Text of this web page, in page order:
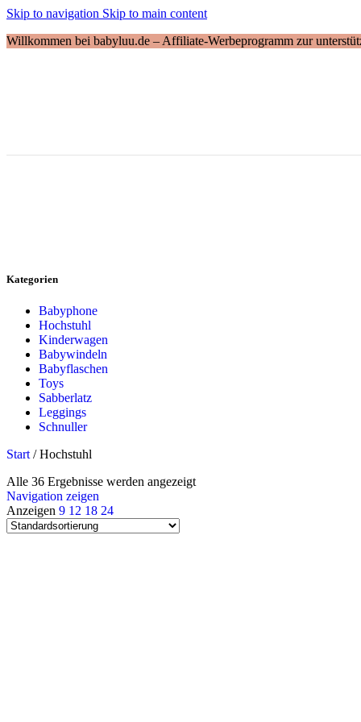
Skip to navigation Skip to main content
Willkommen bei babyluu.de – Affiliate-Werbeprogramm zur
Kategorien
Babyphone
Hochstuhl
Kinderwagen
Babywindeln
Babyflaschen
Toys
Sabberlatz
Leggings
Schnuller
Start / Hochstuhl
Alle 36 Ergebnisse werden angezeigt
Navigation zeigen
Anzeigen 9 12 18 24